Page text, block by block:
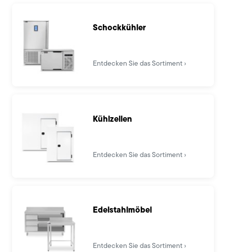
Schockkühler
Entdecken Sie das Sortiment
Kühlzellen
Entdecken Sie das Sortiment
Edelstahlmöbel
Entdecken Sie das Sortiment